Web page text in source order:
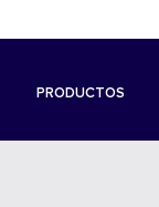
PRODUCTOS